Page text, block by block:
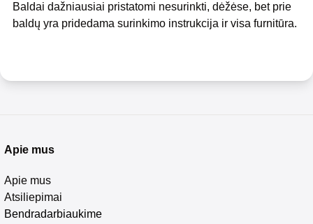
Baldai dažniausiai pristatomi nesurinkti, dėžėse, bet prie
baldų yra pridedama surinkimo instrukcija ir visa furnitūra.
Apie mus
Apie mus
Atsiliepimai
Bendradarbiaukime